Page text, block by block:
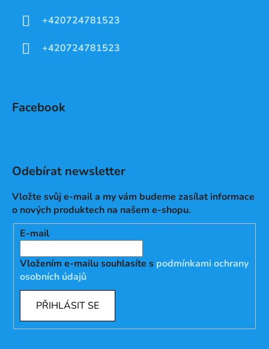
+420724781523
+420724781523
Facebook
Odebírat newsletter
Vložte svůj e-mail a my vám budeme zasílat informace
o nových produktech na našem e-shopu.
E-mail
Vložením e-mailu souhlasíte s podmínkami ochrany
osobních údajů
PŘIHLÁSIT SE